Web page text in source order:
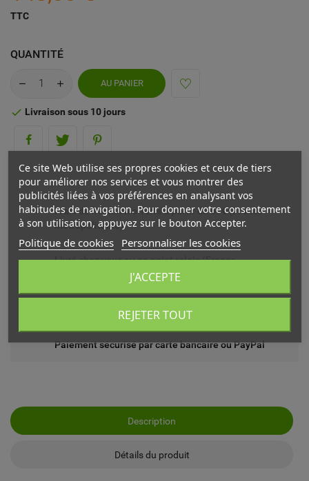
TTC
QUANTITÉ
AU PANIER
 Livraison sous 10 jours
Frais de livraison offerts à partir de 69€ (France
métropolitaine)
Livré chez vous ou en point relais (France
Echange ou remboursement possible sous 14 jours
Paiement sécurisé par carte bancaire ou PayPal
Description
Détails du produit
Ce site Web utilise ses propres cookies et ceux de tiers
pour améliorer nos services et vous montrer des
publicités liées à vos préférences en analysant vos
habitudes de navigation. Pour donner votre consentement
à son utilisation, appuyez sur le bouton Accepter.
Politique de cookies Personnaliser les cookies
REJETER TOUT
J'ACCEPTE